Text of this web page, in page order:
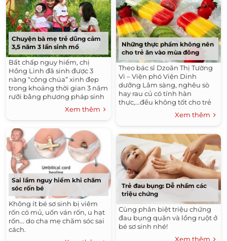
Chuyện bà mẹ trẻ dũng cảm
3,5 năm 3 lần sinh mổ
Bất chấp nguy hiểm, chị
Hồng Linh đã sinh được 3
nàng “công chúa” xinh đẹp
trong khoảng thời gian 3 năm
rưỡi bằng phương pháp sinh
Xem thêm
Sai lầm nguy hiểm khi chăm
sóc rốn bé
Không ít bé sơ sinh bị viêm
rốn có mủ, uốn ván rốn, u hạt
rốn... do cha mẹ chăm sóc sai
cách.
Những thực phẩm không nên
cho trẻ ăn vào mùa đông
Theo bác sĩ Dzoãn Thị Tường
Vi – Viện phó Viện Dinh
dưỡng Lâm sàng, nghêu sò
hay rau củ có tính hàn
thực,...đều không tốt cho trẻ
Xem thêm
Trẻ đau bụng: Dễ nhầm các
triệu chứng
Cùng phân biệt triệu chứng
đau bụng quặn và lồng ruột ở
bé sơ sinh nhé!
Xem thêm